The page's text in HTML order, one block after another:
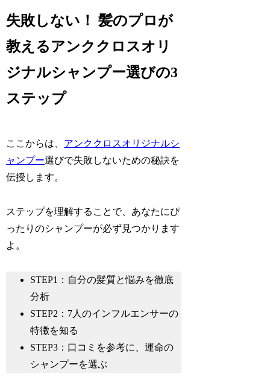
失敗しない！ 髪のプロが
教えるアンククロスオリ
ジナルシャンプー選びの3
ステップ
ここからは、 アンククロスオリジナルシ
ャンプー選びで失敗しないための秘訣を
伝授します。
ステップを理解することで、あなたにぴ
ったりのシャンプーが必ず見つかります
よ。
STEP1：自分の髪質と悩みを徹底
分析
STEP2：7人のインフルエンサーの
特徴を知る
STEP3：口コミを参考に、運命の
シャンプーを選ぶ